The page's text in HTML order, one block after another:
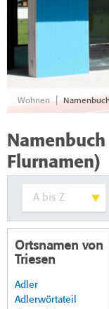
Wohnen
Flurnamen)
Ortsnamen von
Triesen
Adler
Adlerwörtateil